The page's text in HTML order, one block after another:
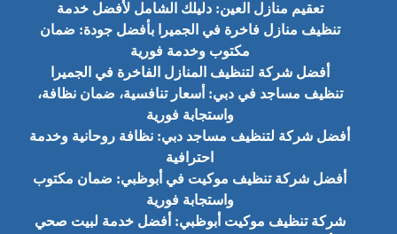
تعقيم منازل العين: دليلك الشامل لأفضل خدمة
تنظيف منازل فاخرة في الجميرا بأفضل جودة: ضمان
مكتوب وخدمة فورية
أفضل شركة لتنظيف المنازل الفاخرة في الجميرا
تنظيف مساجد في دبي: أسعار تنافسية، ضمان نظافة،
واستجابة فورية
أفضل شركة لتنظيف مساجد دبي: نظافة روحانية وخدمة
احترافية
أفضل شركة تنظيف موكيت في أبوظبي: ضمان مكتوب
واستجابة فورية
شركة تنظيف موكيت أبوظبي: أفضل خدمة لبيت صحي